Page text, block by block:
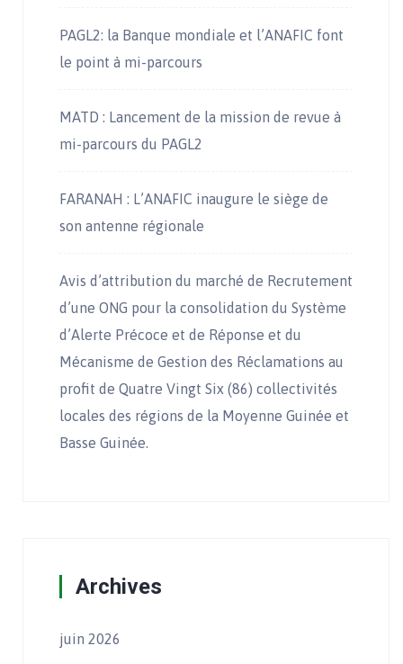
PAGL2: la Banque mondiale et l’ANAFIC font
le point à mi-parcours
MATD : Lancement de la mission de revue à
mi-parcours du PAGL2
FARANAH : L’ANAFIC inaugure le siège de
son antenne régionale
Avis d’attribution du marché de Recrutement
d’une ONG pour la consolidation du Système
d’Alerte Précoce et de Réponse et du
Mécanisme de Gestion des Réclamations au
profit de Quatre Vingt Six (86) collectivités
locales des régions de la Moyenne Guinée et
Basse Guinée.
Archives
juin 2026